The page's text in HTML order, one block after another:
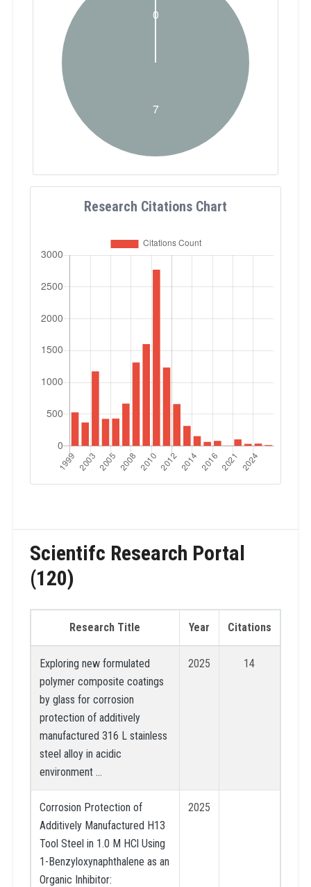
Research Citations Chart
Scientifc Research Portal
(120)
Research Title Year Citations
Exploring new formulated
polymer composite coatings
by glass for corrosion
protection of additively
manufactured 316 L stainless
steel alloy in acidic
environment …
2025 14
Corrosion Protection of
Additively Manufactured H13
Tool Steel in 1.0 M HCl Using
1-Benzyloxynaphthalene as an
Organic Inhibitor:
2025